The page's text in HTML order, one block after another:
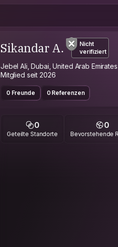
Sikandar A.
Nicht
verifiziert
Jebel Ali, Dubai, United Arab Emirates
Mitglied seit 2026
0 Freunde 0 Referenzen
0
Geteilte Standorte
0
Bevorstehende